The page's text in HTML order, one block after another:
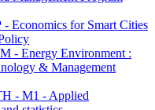
Economics for Smart Cities
- Energy Environment :
& Management
- M1 - Applied